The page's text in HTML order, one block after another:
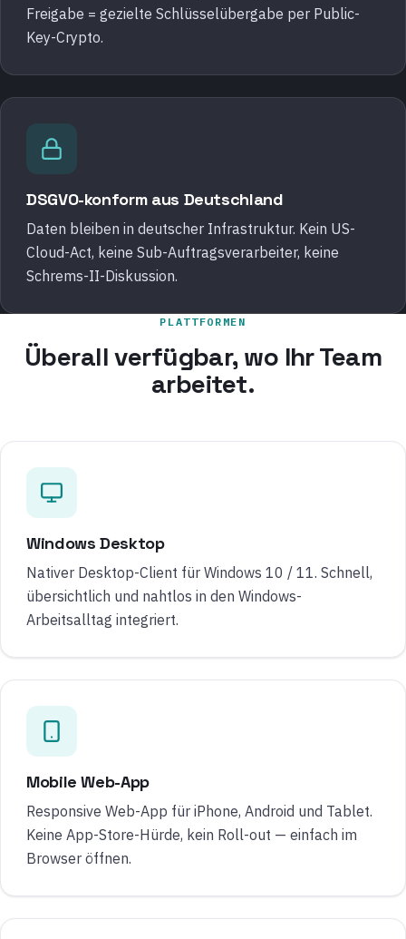
Freigabe = gezielte Schlüsselübergabe per Public-
Key-Crypto.
DSGVO-konform aus Deutschland
Daten bleiben in deutscher Infrastruktur. Kein US-
Cloud-Act, keine Sub-Auftragsverarbeiter, keine
Schrems-II-Diskussion.
PLATTFORMEN
Überall verfügbar, wo Ihr Team
arbeitet.
Windows Desktop
Nativer Desktop-Client für Windows 10 / 11. Schnell,
übersichtlich und nahtlos in den Windows-
Arbeitsalltag integriert.
Mobile Web-App
Responsive Web-App für iPhone, Android und Tablet.
Keine App-Store-Hürde, kein Roll-out — einfach im
Browser öffnen.